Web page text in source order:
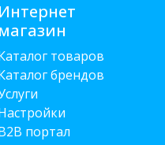
Интернет
магазин
товаров
брендов
портал